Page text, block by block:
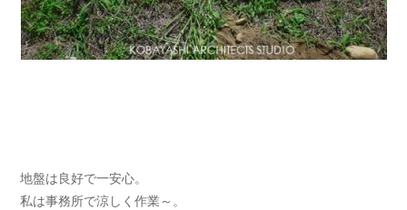
地盤は良好で一安心。
私は事務所で涼しく作業～。